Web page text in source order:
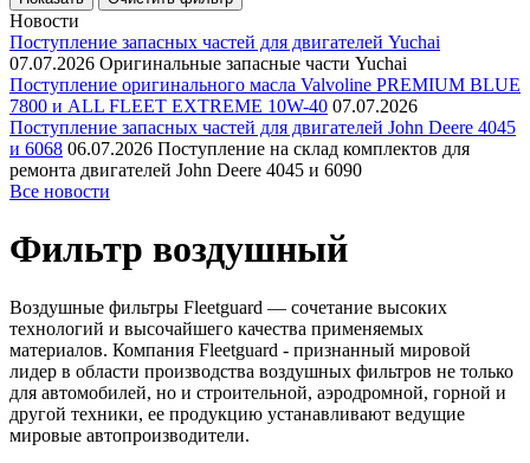
Новости
Поступление запасных частей для двигателей Yuchai
07.07.2026 Оригинальные запасные части Yuchai
Поступление оригинального масла Valvoline PREMIUM BLUE
7800 и ALL FLEET EXTREME 10W-40 07.07.2026
Поступление запасных частей для двигателей John Deere 4045
и 6068 06.07.2026 Поступление на склад комплектов для
ремонта двигателей John Deere 4045 и 6090
Все новости
Фильтр воздушный
Воздушные фильтры Fleetguard — сочетание высоких
технологий и высочайшего качества применяемых
материалов. Компания Fleetguard - признанный мировой
лидер в области производства воздушных фильтров не только
для автомобилей, но и строительной, аэродромной, горной и
другой техники, ее продукцию устанавливают ведущие
мировые автопроизводители.